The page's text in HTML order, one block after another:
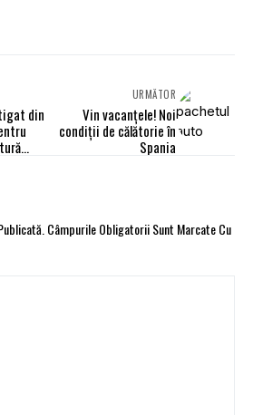
din
URMĂTOR
Vin vacanțele! Noi
condiţii de călătorie în
Spania
Câmpurile Obligatorii Sunt Marcate Cu